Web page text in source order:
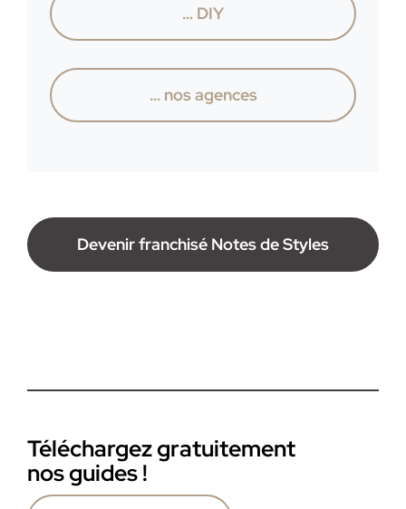
… DIY
… nos agences
Devenir franchisé Notes de Styles
Téléchargez gratuitement
nos guides !